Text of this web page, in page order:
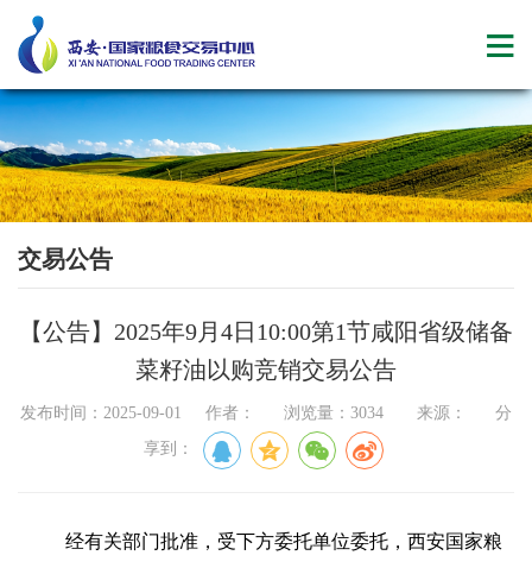
交易公告
【公告】2025年9月4日10:00第1节咸阳省级储备
菜籽油以购竞销交易公告
发布时间：2025-09-01 作者： 浏览量：3034 来源： 分
享到：
经有关部门批准，受下方委托单位委托，西安国家粮